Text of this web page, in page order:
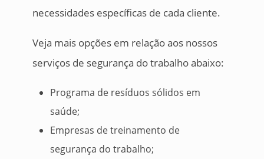
necessidades específicas de cada cliente.
Veja mais opções em relação aos nossos
serviços de segurança do trabalho abaixo:
Programa de resíduos sólidos em
saúde;
Empresas de treinamento de
segurança do trabalho;